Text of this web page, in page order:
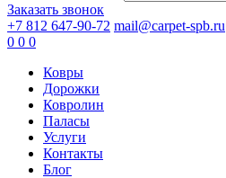
Заказать звонок
+7 812 647-90-72 mail@carpet-spb.ru
0 0 0
Ковры
Дорожки
Ковролин
Паласы
Услуги
Контакты
Блог